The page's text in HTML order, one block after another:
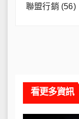
聯盟行銷 (56)
看更多資訊